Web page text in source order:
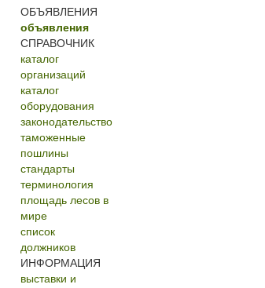
ОБЪЯВЛЕНИЯ
объявления
СПРАВОЧНИК
каталог
организаций
каталог
оборудования
законодательство
таможенные
пошлины
стандарты
терминология
площадь лесов в
мире
список
должников
ИНФОРМАЦИЯ
выставки и